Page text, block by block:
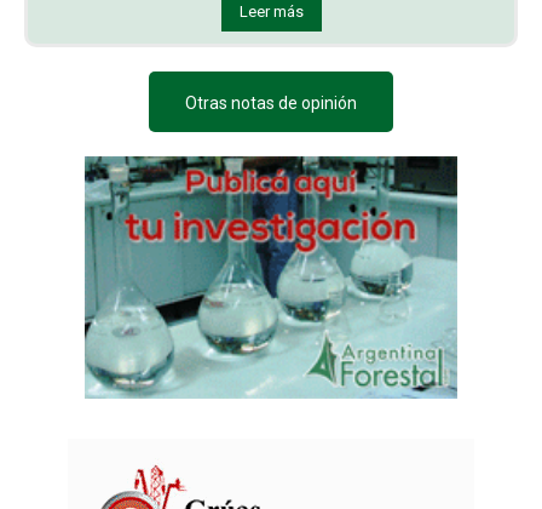
Leer más
Otras notas de opinión